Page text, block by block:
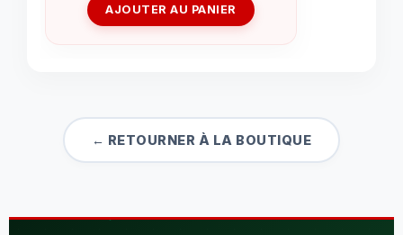
AJOUTER AU PANIER
← RETOURNER À LA BOUTIQUE